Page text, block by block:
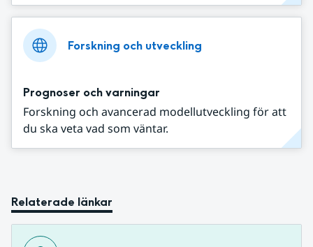
Forskning och utveckling
Prognoser och varningar
Forskning och avancerad modellutveckling för att
du ska veta vad som väntar.
Relaterade länkar